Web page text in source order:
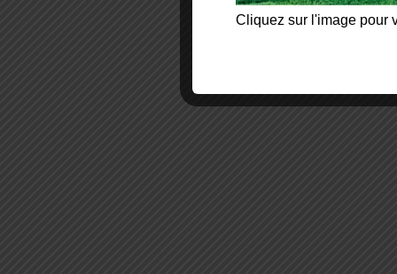
Cliquez sur l'image pour